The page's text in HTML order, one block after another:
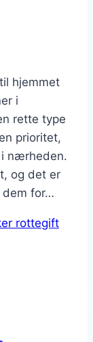
hjemmet
i
rette type
prioritet,
nærheden.
og det er
dem for…
rottegift